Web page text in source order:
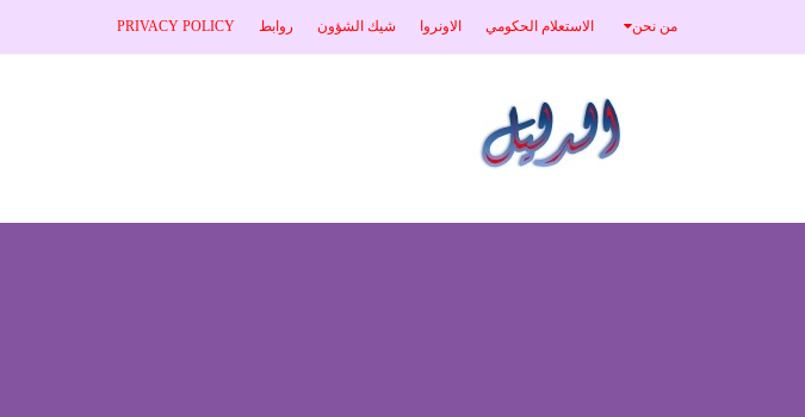
من نحن الاستعلام الحكومي الاونروا شيك الشؤون روابط PRIVACY POLICY